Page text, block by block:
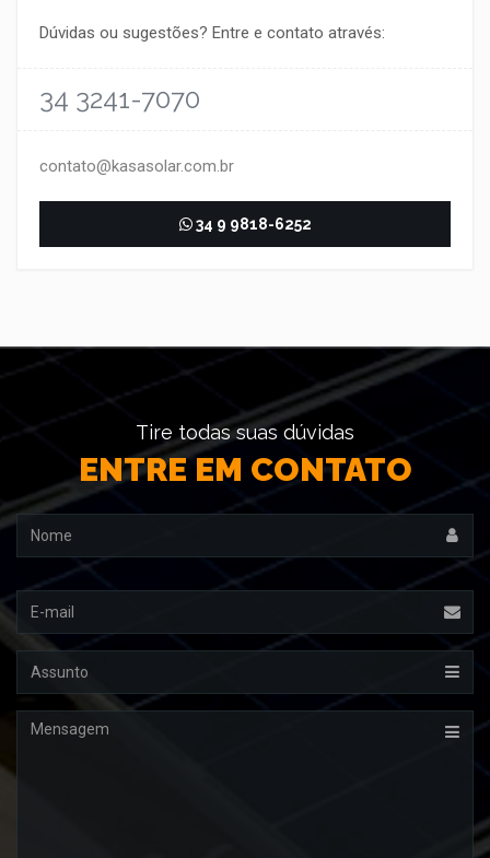
Dúvidas ou sugestões? Entre e contato através:
34 3241-7070
contato@kasasolar.com.br
34 9 9818-6252
Tire todas suas dúvidas
ENTRE EM CONTATO
Nome
Mensagem